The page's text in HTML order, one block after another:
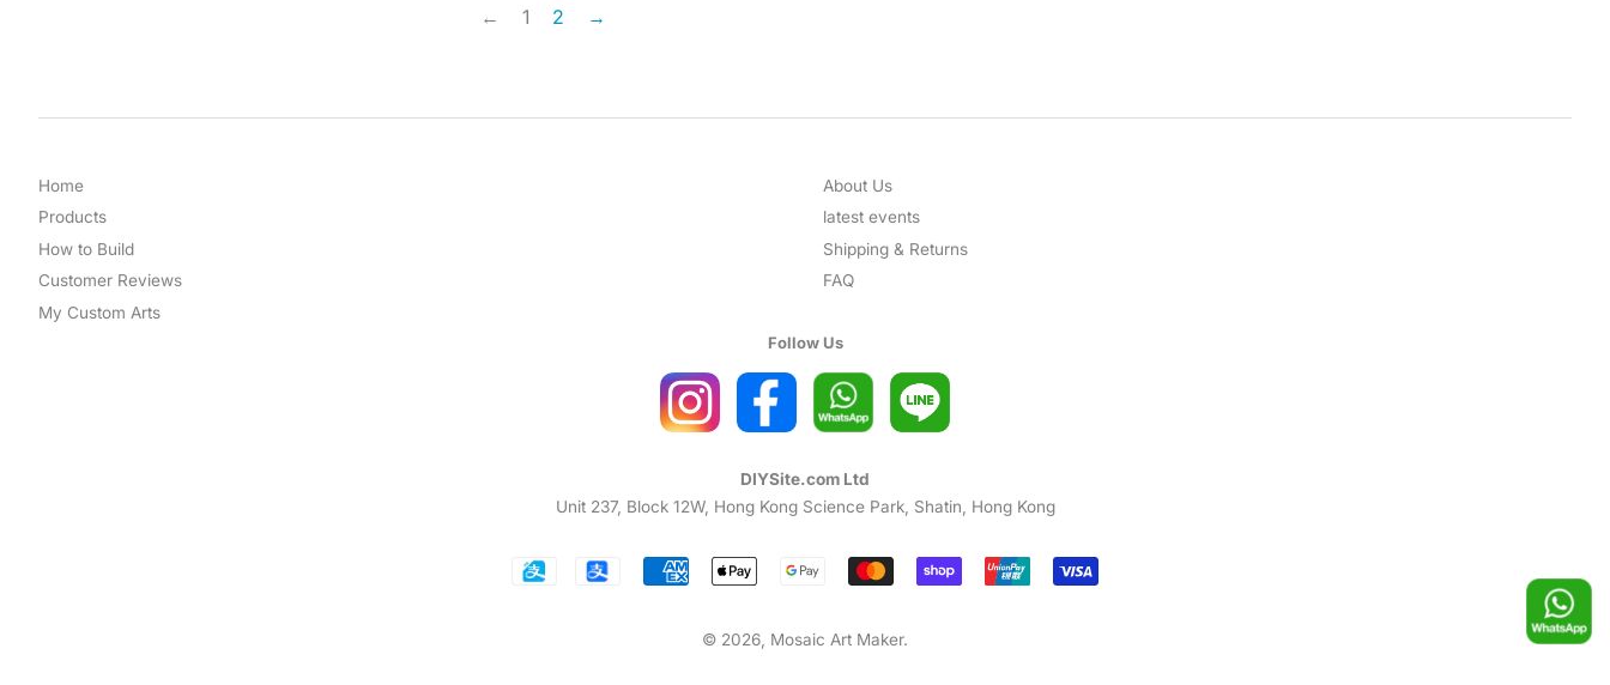
← 1 2 →
Home
Products
How to Build
Customer Reviews
My Custom Arts
About Us
latest events
Shipping & Returns
FAQ
Follow Us
DIYSite.com Ltd
Unit 237, Block 12W, Hong Kong Science Park, Shatin, Hong Kong
Payment
© 2026, Mosaic Art Maker.